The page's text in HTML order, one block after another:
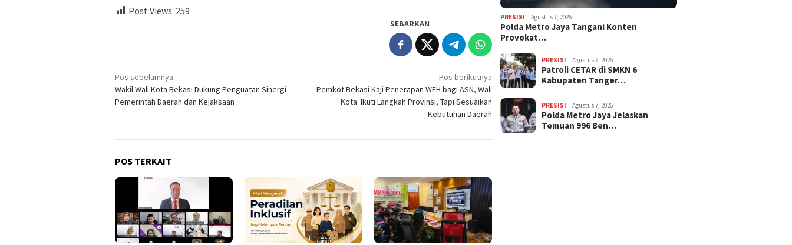
Post Views: 259
SEBARKAN
Navigasi
pos
Pos sebelumnya
Wakil Wali Kota Bekasi Dukung Penguatan Sinergi
Pemerintah Daerah dan Kejaksaan
Pos berikutnya
Pemkot Bekasi Kaji Penerapan WFH bagi ASN, Wali
Kota: Ikuti Langkah Provinsi, Tapi Sesuaikan
Kebutuhan Daerah
POS TERKAIT
PRESISI Agustus 7, 2026
Polda Metro Jaya Tangani Konten
Provokat…
PRESISI Agustus 7, 2026
Patroli CETAR di SMKN 6
Kabupaten Tanger…
PRESISI Agustus 7, 2026
Polda Metro Jaya Jelaskan
Temuan 996 Ben…